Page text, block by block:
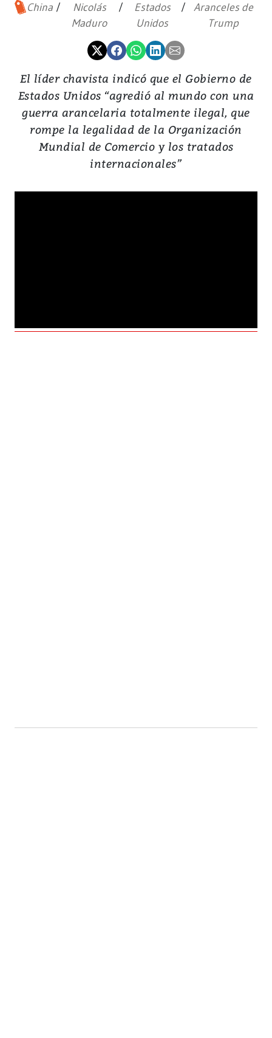
China
Nicolás
Maduro
Estados
Unidos
Aranceles de
Trump
El líder chavista indicó que el Gobierno de
Estados Unidos “agredió al mundo con una
guerra arancelaria totalmente ilegal, que
rompe la legalidad de la Organización
Mundial de Comercio y los tratados
internacionales”